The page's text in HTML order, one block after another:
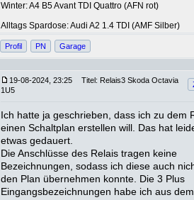
Winter: A4 B5 Avant TDI Quattro (AFN rot)
Alltags Spardose: Audi A2 1.4 TDI (AMF Silber)
Profil PN Garage
19-08-2024, 23:25
Titel: Relais3 Skoda Octavia
1U5
Ich hatte ja geschrieben, dass ich zu dem
einen Schaltplan erstellen will. Das hat
etwas gedauert.
Die Anschlüsse des Relais tragen keine
Bezeichnungen, sodass ich diese auch
den Plan übernehmen konnte. Die 3 Plus
Eingangsbezeichnungen habe ich aus